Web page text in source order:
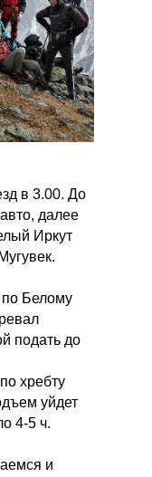
в 3.00. До
далее
Иркут
по Белому
подать до
хребту
уйдет
4-5 ч.
и